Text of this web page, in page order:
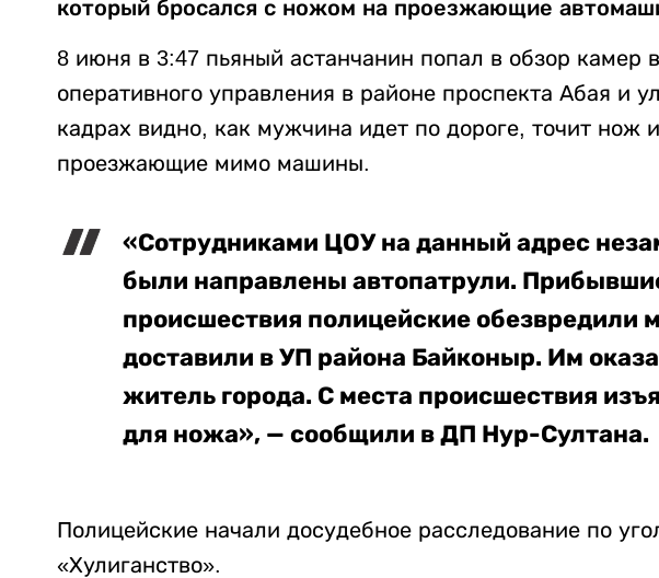
который бросался с ножом на проезжающие
8 июня в 3:47 пьяный астанчанин попал в обзор камер
оперативного управления в районе проспекта Абая и
кадрах видно, как мужчина идет по дороге, точит нож
проезжающие мимо машины.
«Сотрудниками ЦОУ на данный адрес
были направлены автопатрули.
происшествия полицейские обезвредили
доставили в УП района Байконыр. Им
житель города. С места происшествия
для ножа», — сообщили в ДП Нур-Султана.
Полицейские начали досудебное расследование по
«Хулиганство».